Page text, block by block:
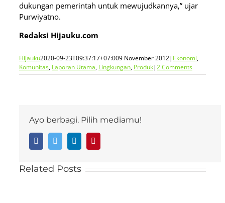
dukungan pemerintah untuk mewujudkannya,” ujar
Purwiyatno.
Redaksi Hijauku.com
Hijauku2020-09-23T09:37:17+07:009 November 2012| Ekonomi,
Komunitas, Laporan Utama, Lingkungan, Produk|2 Comments
Ayo berbagi. Pilih mediamu!
FacebookTwitter LinkedIn
Related Posts